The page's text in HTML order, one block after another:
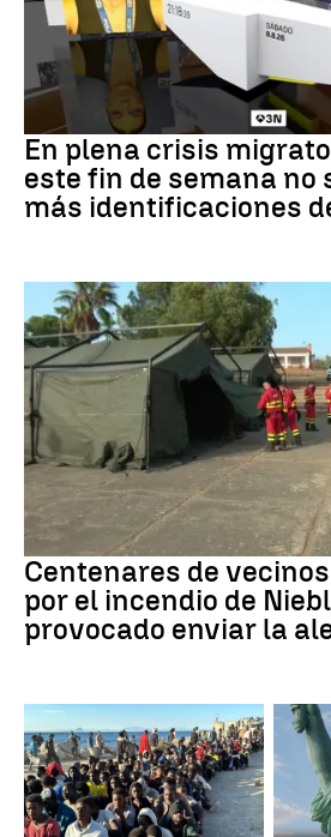
Crisis en Ceuta
En plena crisis
este fin de semana no
más identificaciones
Incendio
Centenares de
por el incendio de
provocado enviar la
CRISIS MIGRATORIA MEMES